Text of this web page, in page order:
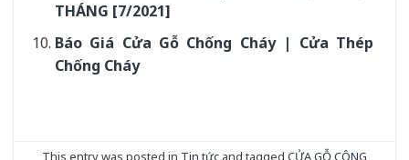
THÁNG [7/2021]
Báo Giá Cửa Gỗ Chống Cháy | Cửa Thép
Chống Cháy
This entry was posted in Tin tức and tagged CỬA GỖ CÔNG